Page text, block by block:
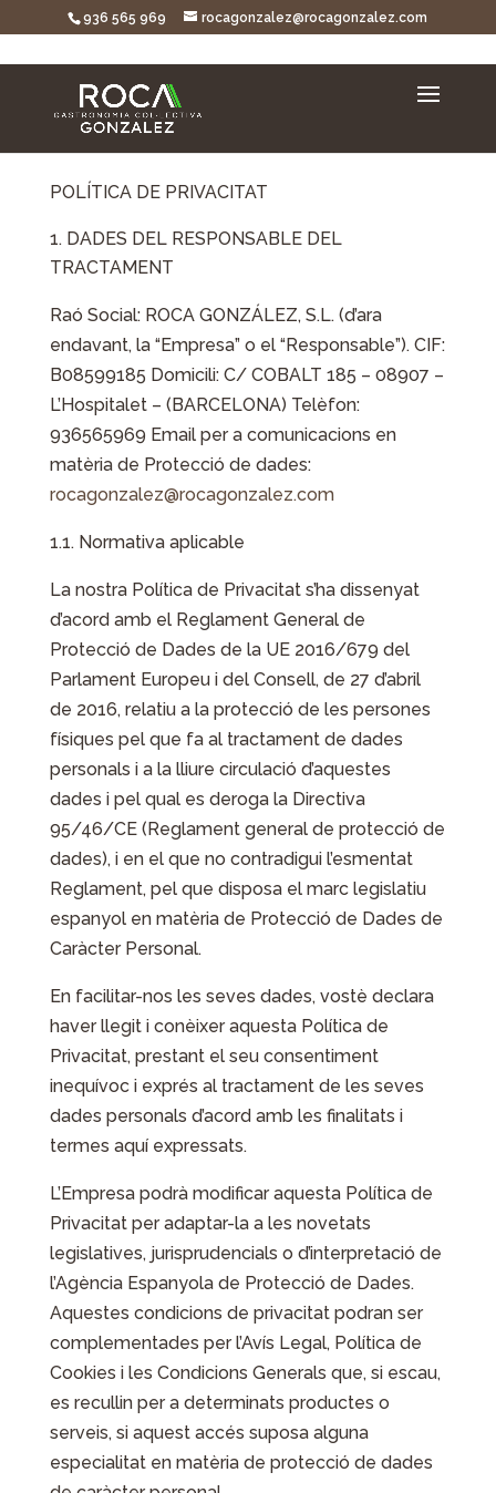
936 565 969 rocagonzalez@rocagonzalez.com
POLÍTICA DE PRIVACITAT
DADES DEL RESPONSABLE DEL
TRACTAMENT
Raó Social: ROCA GONZÁLEZ, S.L. (d’ara
endavant, la “Empresa” o el “Responsable”). CIF:
B08599185 Domicili: C/ COBALT 185 – 08907 –
L’Hospitalet – (BARCELONA) Telèfon:
936565969 Email per a comunicacions en
matèria de Protecció de dades:
rocagonzalez@rocagonzalez.com
1.1. Normativa aplicable
La nostra Política de Privacitat s’ha dissenyat
d’acord amb el Reglament General de
Protecció de Dades de la UE 2016/679 del
Parlament Europeu i del Consell, de 27 d’abril
de 2016, relatiu a la protecció de les persones
físiques pel que fa al tractament de dades
personals i a la lliure circulació d’aquestes
dades i pel qual es deroga la Directiva
95/46/CE (Reglament general de protecció de
dades), i en el que no contradigui l’esmentat
Reglament, pel que disposa el marc legislatiu
espanyol en matèria de Protecció de Dades de
Caràcter Personal.
En facilitar-nos les seves dades, vostè declara
haver llegit i conèixer aquesta Política de
Privacitat, prestant el seu consentiment
inequívoc i exprés al tractament de les seves
dades personals d’acord amb les finalitats i
termes aquí expressats.
L’Empresa podrà modificar aquesta Política de
Privacitat per adaptar-la a les novetats
legislatives, jurisprudencials o d’interpretació de
l’Agència Espanyola de Protecció de Dades.
Aquestes condicions de privacitat podran ser
complementades per l’Avís Legal, Política de
Cookies i les Condicions Generals que, si escau,
es recullin per a determinats productes o
serveis, si aquest accés suposa alguna
especialitat en matèria de protecció de dades